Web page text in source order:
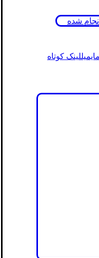
شده
ایمیللینک کوتاه